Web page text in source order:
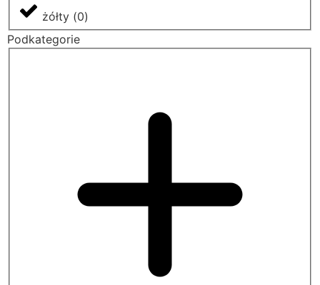
żółty (0)
Podkategorie